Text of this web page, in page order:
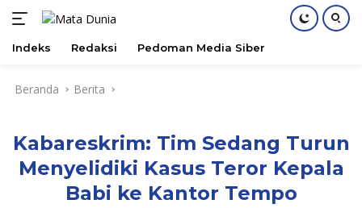
Indeks Redaksi Pedoman Media Siber
Beranda Berita
Kabareskrim: Tim Sedang Turun
Menyelidiki Kasus Teror Kepala
Babi ke Kantor Tempo